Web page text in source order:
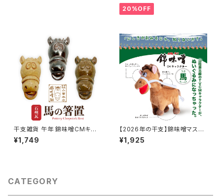
20%OFF
干支雑貨 午年 錦味噌CMキャラ
クター 馬 伝統技法で作った箸
置き
¥1,749
【2026年の干支】錦味噌マスコ
ットぬいぐるみ馬【午年】
¥1,925
CATEGORY